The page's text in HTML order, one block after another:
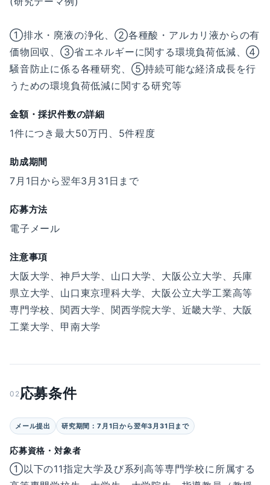
①排水・廃液の浄化、②各種酸・アルカリ液からの有
価物回収、③省エネルギーに関する環境負荷低減、④
騒音防止に係る各種研究、⑤持続可能な経済成長を行
うための環境負荷低減に関する研究等
金額・採択件数の詳細
1件につき最大50万円、5件程度
助成期間
7⽉1⽇から翌年3⽉31⽇まで
応募方法
電子メール
注意事項
⼤阪⼤学、神⼾⼤学、⼭⼝⼤学、⼤阪公⽴⼤学、兵庫
県⽴⼤学、⼭⼝東京理科⼤学、⼤阪公⽴⼤学⼯業⾼等
専⾨学校、関⻄⼤学、関⻄学院⼤学、近畿⼤学、⼤阪
⼯業⼤学、甲南⼤学
02 応募条件
メール提出 研究期間：7⽉1⽇から翌年3⽉31⽇まで
応募資格・対象者
①以下の11指定⼤学及び系列⾼等専⾨学校に所属する